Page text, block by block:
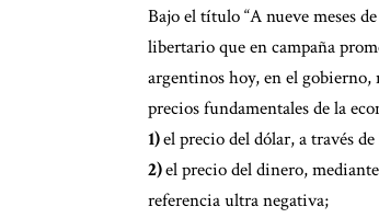
Bajo el título “A nueve meses
libertario que en campaña
argentinos hoy, en el gobierno,
precios fundamentales de la
1)el precio del dólar, a través
2)el precio del dinero,
referencia ultra negativa;